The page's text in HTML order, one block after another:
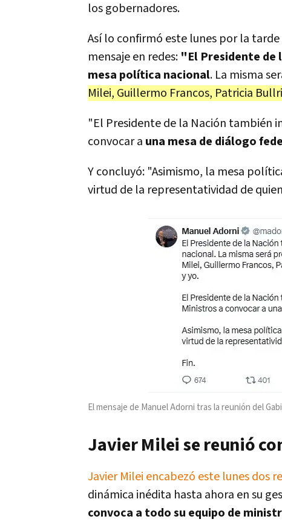
los gobernadores.
Así lo confirmó este lunes por la
mensaje en redes: "El Presidente de
mesa política nacional. La misma
Milei, Guillermo Francos, Patricia
"El Presidente de la Nación también
convocar a una mesa de diálogo
Y concluyó: "Asimismo, la mesa
virtud de la representatividad de
El mensaje de Manuel Adorni tras la reunión del
Javier Milei se reunió
Javier Milei encabezó este lunes dos
dinámica inédita hasta ahora en su
convoca a todo su equipo de